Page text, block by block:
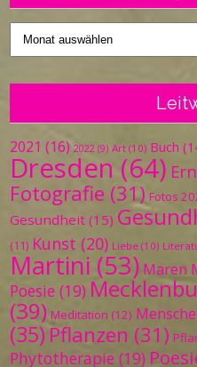
Vergangenes
2021 (16) 2022 (9) Art (10) Buch
Dresden (64)
Fotografie (31) Fotos
Gesundheit (15)
(11) Kunst (20) Liebe (10)
Martini (53) Maren
Poesie (19)
(39) Meditation (12)
(35) Pflanzen (31)
Phytotherapie (19)